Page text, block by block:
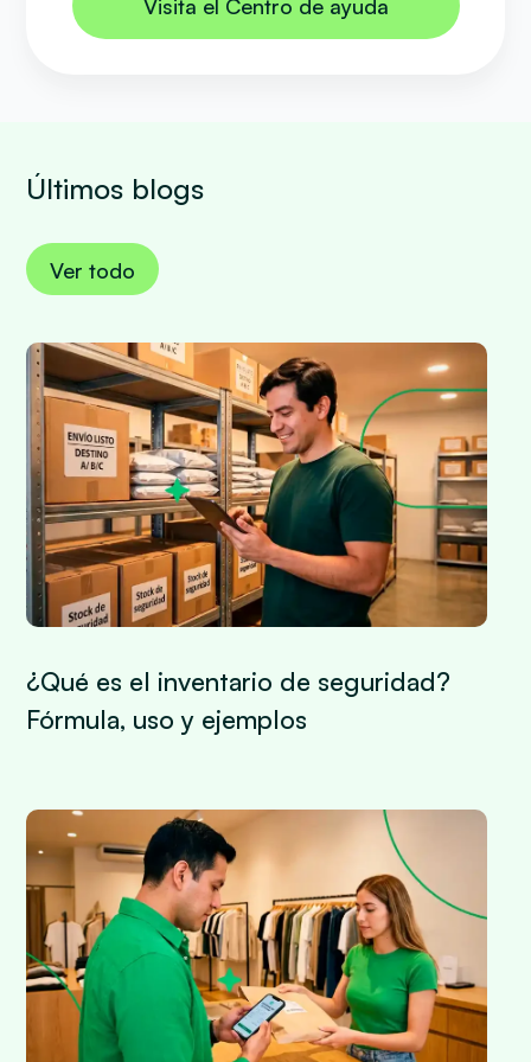
Visita el Centro de ayuda
Últimos blogs
Ver todo
¿Qué es el inventario de seguridad?
Fórmula, uso y ejemplos